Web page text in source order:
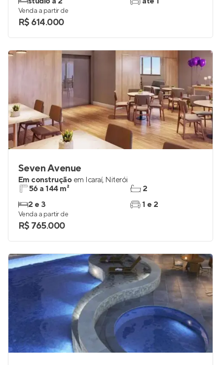
Venda a partir de
R$ 614.000
Seven Avenue
Em construção em Icaraí, Niterói
56 a 144 m²
2 e 3
2
1 e 2
Venda a partir de
R$ 765.000